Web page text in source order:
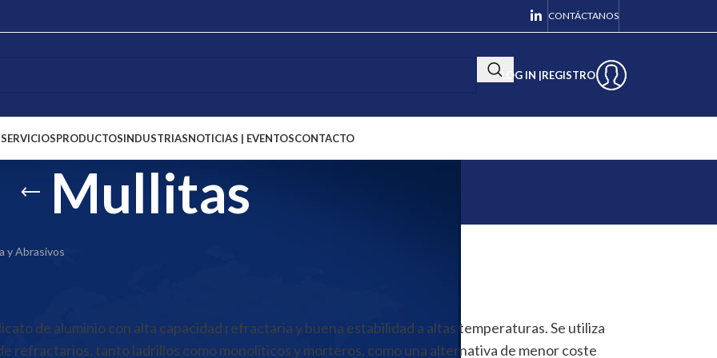
CONTÁCTANOS
LOG IN |REGISTRO
SERVICIOSPRODUCTOSINDUSTRIASNOTICIAS | EVENTOSCONTACTO
Mullitas
y Abrasivos
de aluminio con alta capacidad refractaria y buena estabilidad a altas temperaturas. Se utiliza
refractarios, tanto ladrillos como monolíticos y morteros, como una alternativa de menor coste